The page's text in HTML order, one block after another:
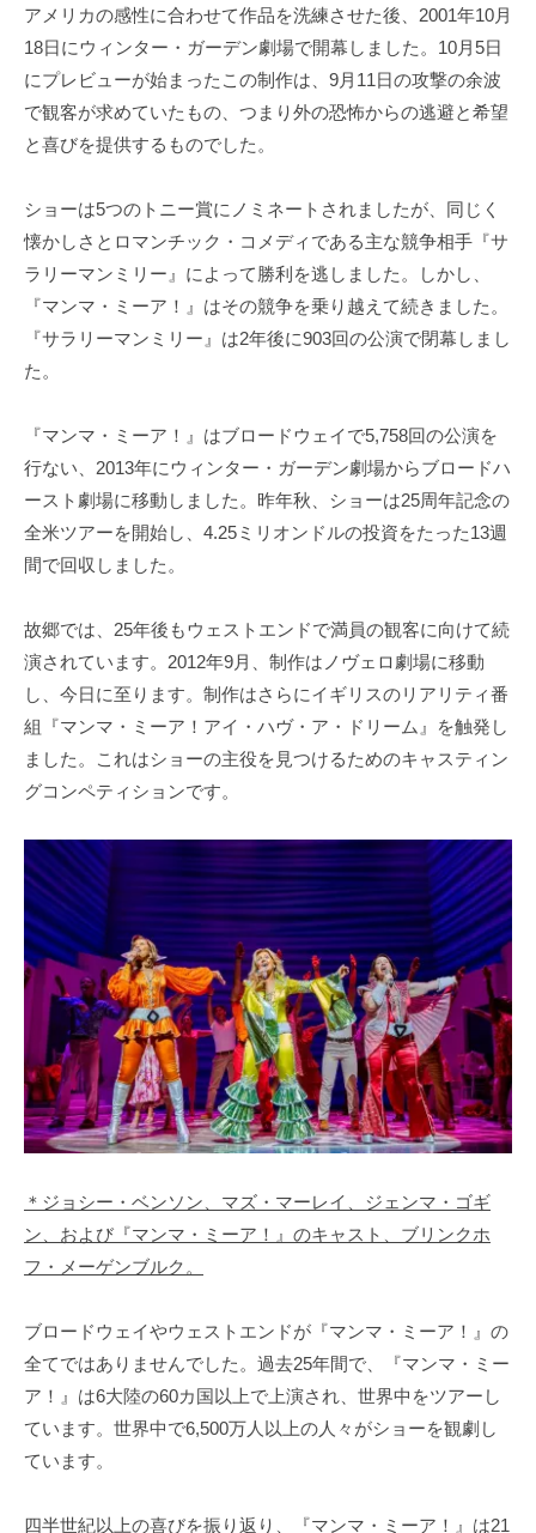
アメリカの感性に合わせて作品を洗練させた後、2001年10月
18日にウィンター・ガーデン劇場で開幕しました。10月5日
にプレビューが始まったこの制作は、9月11日の攻撃の余波
で観客が求めていたもの、つまり外の恐怖からの逃避と希望
と喜びを提供するものでした。
ショーは5つのトニー賞にノミネートされましたが、同じく
懐かしさとロマンチック・コメディである主な競争相手『サ
ラリーマンミリー』によって勝利を逃しました。しかし、
『マンマ・ミーア！』はその競争を乗り越えて続きました。
『サラリーマンミリー』は2年後に903回の公演で閉幕しまし
た。
『マンマ・ミーア！』はブロードウェイで5,758回の公演を
行ない、2013年にウィンター・ガーデン劇場からブロードハ
ースト劇場に移動しました。昨年秋、ショーは25周年記念の
全米ツアーを開始し、4.25ミリオンドルの投資をたった13週
間で回収しました。
故郷では、25年後もウェストエンドで満員の観客に向けて続
演されています。2012年9月、制作はノヴェロ劇場に移動
し、今日に至ります。制作はさらにイギリスのリアリティ番
組『マンマ・ミーア！アイ・ハヴ・ア・ドリーム』を触発し
ました。これはショーの主役を見つけるためのキャスティン
グコンペティションです。
＊ジョシー・ベンソン、マズ・マーレイ、ジェンマ・ゴギ
ン、および『マンマ・ミーア！』のキャスト、ブリンクホ
フ・メーゲンブルク。
ブロードウェイやウェストエンドが『マンマ・ミーア！』の
全てではありませんでした。過去25年間で、『マンマ・ミー
ア！』は6大陸の60カ国以上で上演され、世界中をツアーし
ています。世界中で6,500万人以上の人々がショーを観劇し
ています。
四半世紀以上の喜びを振り返り、『マンマ・ミーア！』は21